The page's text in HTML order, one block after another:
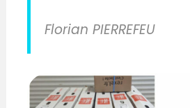
Florian PIERREFEU